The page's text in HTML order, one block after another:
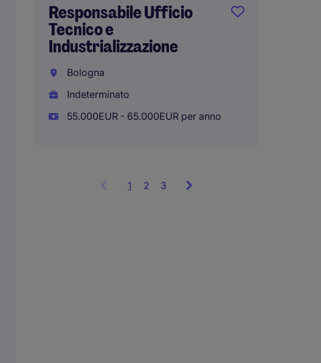
Responsabile Ufficio
Tecnico e
Industrializzazione
Bologna
Indeterminato
55.000EUR - 65.000EUR per anno
1 Showing
2 3